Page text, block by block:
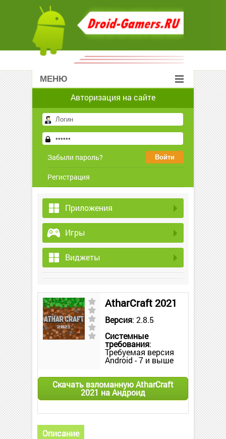
МЕНЮ
Авторизация на сайте
Забыли пароль?
Регистрация
Приложения
Игры
Виджеты
AtharCraft 2021
Версия: 2.8.5
Системные
требования:
Требуемая версия
Android - 7 и выше
Скачать взломанную AtharCraft
2021 на Андроид
Описание